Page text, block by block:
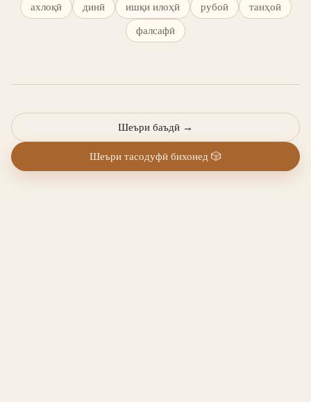
ахлоқӣ динӣ ишқи илоҳӣ рубоӣ
танҳоӣ
фалсафӣ
Шеъри баъдӣ →
Шеъри тасодуфӣ бихонед 🎲